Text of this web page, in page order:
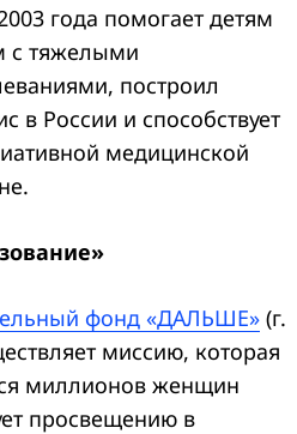
года помогает детям
с тяжелыми
построил
в России и способствует
медицинской
»
фонд «ДАЛЬШЕ» (г.
миссию, которая
миллионов женщин
просвещению в